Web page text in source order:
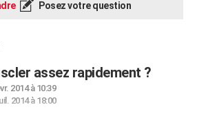
Posez votre question
assez rapidement ?
2014 à 10:39
2014 à 18:00